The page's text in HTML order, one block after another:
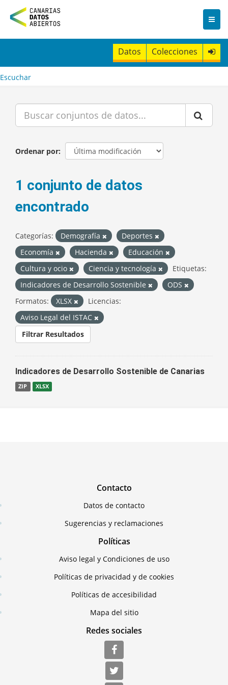
n
t
Datos Colecciones
Escuchar
Ordenar por
1 conjunto de datos
encontrado
Categorías: Demografía
Deportes
Economía
Hacienda
Educación
Cultura y ocio
Ciencia y tecnología
Etiquetas:
Indicadores de Desarrollo Sostenible
ODS
Formatos:
XLSX
Licencias:
Aviso Legal del ISTAC
Filtrar Resultados
Indicadores de Desarrollo Sostenible de Canarias
ZIP XLSX
Contacto
Datos de contacto
Sugerencias y reclamaciones
Políticas
Aviso legal y Condiciones de uso
Políticas de privacidad y de cookies
Políticas de accesibilidad
Mapa del sitio
Redes sociales